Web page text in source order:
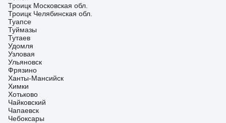
Троицк Московская обл.
Троицк Челябинская обл.
Туапсе
Туймазы
Тутаев
Удомля
Узловая
Ульяновск
Фрязино
Ханты-Мансийск
Химки
Хотьково
Чайковский
Чапаевск
Чебоксары